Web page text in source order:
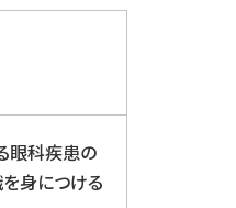
眼科疾患の
身につける